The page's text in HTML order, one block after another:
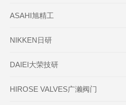
ASAHI旭精工
NIKKEN日研
DAIEI大荣技研
HIROSE VALVES广濑阀门